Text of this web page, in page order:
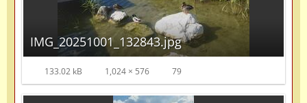
IMG_20251001_132843.jpg
133.02 kB 1,024 × 576 79